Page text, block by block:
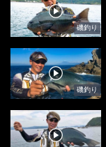
磯釣り
磯釣り